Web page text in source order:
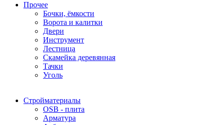
Прочее
Бочки, ёмкости
Ворота и калитки
Двери
Инструмент
Лестница
Скамейка деревянная
Тачки
Уголь
Стройматериалы
OSB - плита
Арматура